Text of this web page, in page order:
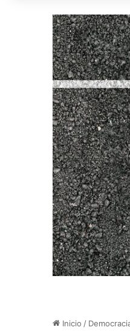
Inicio /